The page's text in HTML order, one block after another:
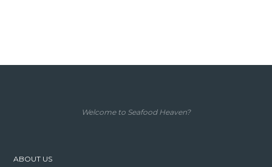
Welcome to Seafood Heaven?
ABOUT US